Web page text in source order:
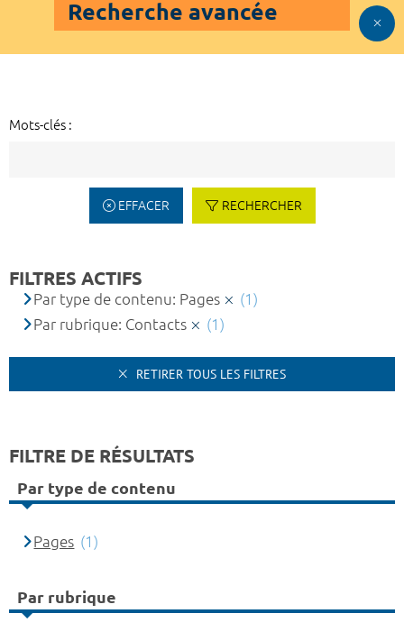
Recherche avancée
Mots-clés :
EFFACER RECHERCHER
FILTRES ACTIFS
Par type de contenu: Pages
(1)
Par rubrique: Contacts
(1)
RETIRER TOUS LES FILTRES
FILTRE DE RÉSULTATS
Par type de contenu
Pages (1)
Par rubrique